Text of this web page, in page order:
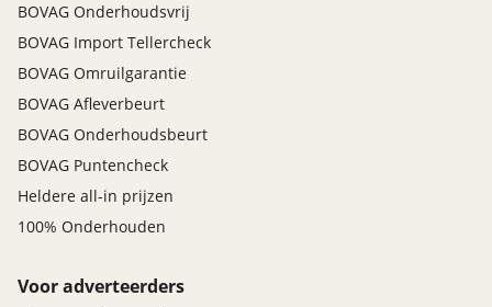
BOVAG Onderhoudsvrij
BOVAG Import Tellercheck
BOVAG Omruilgarantie
BOVAG Afleverbeurt
BOVAG Onderhoudsbeurt
BOVAG Puntencheck
Heldere all-in prijzen
100% Onderhouden
Voor adverteerders